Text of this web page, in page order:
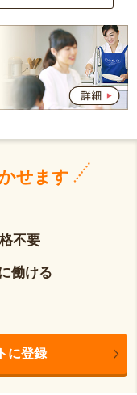
せます
不要
働ける
に登録